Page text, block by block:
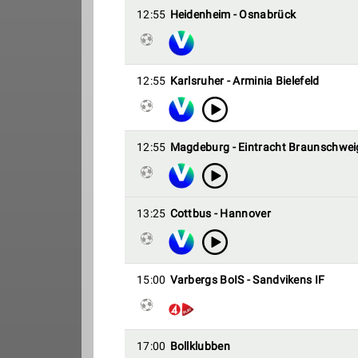
12:55 Heidenheim - Osnabrück
12:55 Karlsruher - Arminia Bielefeld
12:55 Magdeburg - Eintracht
13:25 Cottbus - Hannover
15:00 Varbergs BoIS - Sandvikens IF
17:00 Bollklubben